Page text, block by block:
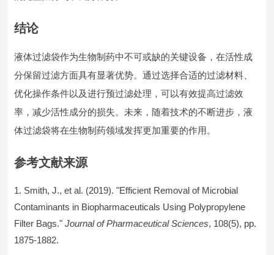
结论
液体过滤袋作为生物制药中不可或缺的关键设备，在活性成
分保留过滤方面具有显著优势。通过选择合适的过滤材料、
优化操作条件以及进行预过滤处理，可以有效提高过滤效
率，减少活性成分的损失。未来，随着技术的不断进步，液
体过滤袋将在生物制药领域发挥更加重要的作用。
参考文献来源
Smith, J., et al. (2019). "Efficient Removal of Microbial
Contaminants in Biopharmaceuticals Using Polypropylene
Filter Bags."Journal of Pharmaceutical Sciences, 108(5), pp.
1875-1882.